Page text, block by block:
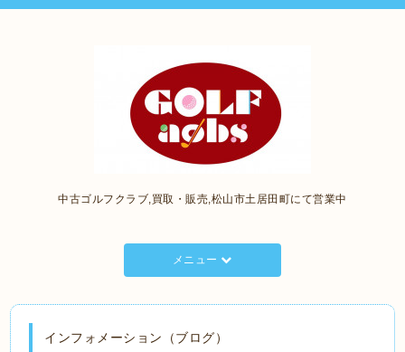
中古ゴルフクラブ,買取・販売,松山市土居田町にて営業中
メニュー
インフォメーション（ブログ）